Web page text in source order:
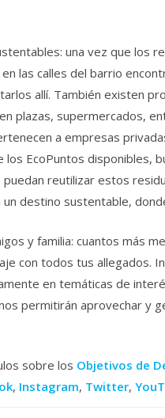
una vez que los
en las calles del barrio
allí. También existen
plazas, supermercados,
a empresas
los EcoPuntos disponibles,
reutilizar estos
un destino sustentable,
y familia: cuantos más
con todos tus allegados.
en temáticas de
permitirán aprovechar y
sobre los Objetivos de
, Instagram, Twitter,